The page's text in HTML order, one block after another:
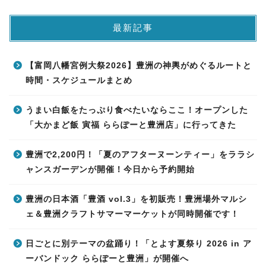
最新記事
【富岡八幡宮例大祭2026】豊洲の神輿がめぐるルートと
時間・スケジュールまとめ
うまい白飯をたっぷり食べたいならここ！オープンした
「大かまど飯 寅福 ららぽーと豊洲店」に行ってきた
豊洲で2,200円！「夏のアフターヌーンティー」をララシ
ャンスガーデンが開催！今日から予約開始
豊洲の日本酒「豊酒 vol.3」を初販売！豊洲場外マルシ
ェ＆豊洲クラフトサマーマーケットが同時開催です！
日ごとに別テーマの盆踊り！「とよす夏祭り 2026 in ア
ーバンドック ららぽーと豊洲」が開催へ